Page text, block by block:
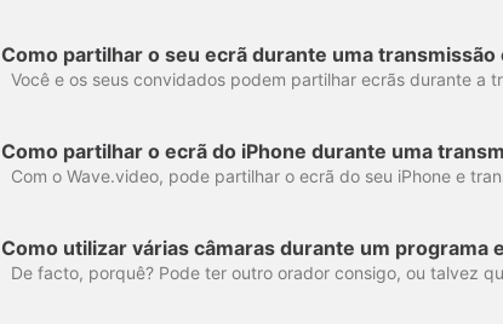
Como partilhar o seu ecrã durante uma
Como partilhar o ecrã do iPhone durante uma
Como utilizar várias câmaras durante um programa